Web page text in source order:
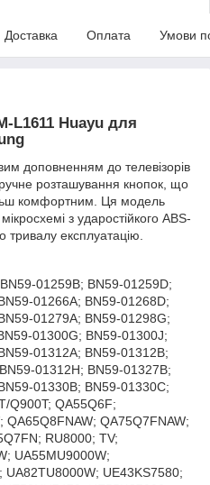
Доставка Оплата Умови
L1611 Huayu для
доповненням до телевізорів
розташування кнопок, що
комфортним. Ця модель
з ударостійкого ABS-
тривалу експлуатацію.
01259B; BN59-01259D;
01266A; BN59-01268D;
01279A; BN59-01298G;
01300G; BN59-01300J;
01312A; BN59-01312B;
01312H; BN59-01327B;
01330B; BN59-01330C;
Q900T; QA55Q6F;
QA65Q8FNAW; QA75Q7FNAW;
RU8000; TV;
UA55MU9000W;
UE43KS7580;